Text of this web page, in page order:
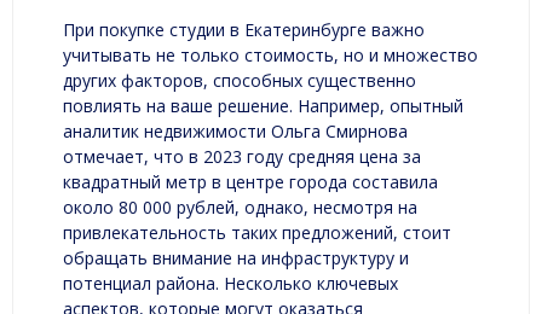
При покупке студии в Екатеринбурге важно
учитывать не только стоимость, но и множество
других факторов, способных существенно
повлиять на ваше решение. Например, опытный
аналитик недвижимости Ольга Смирнова
отмечает, что в 2023 году средняя цена за
квадратный метр в центре города составила
около 80 000 рублей, однако, несмотря на
привлекательность таких предложений, стоит
обращать внимание на инфраструктуру и
потенциал района. Несколько ключевых
аспектов, которые могут оказаться